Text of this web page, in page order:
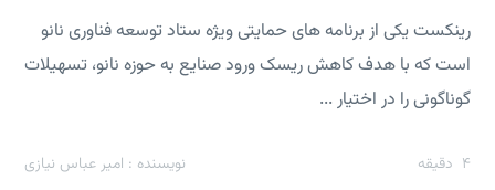
رینکست یکی از برنامه های حمایتی ویژه ستاد توسعه فناوری نانو
است که با هدف کاهش ریسک ورود صنایع به حوزه نانو، تسهیلات
گوناگونی را در اختیار ...
4 دقیقه نویسنده : امیر عباس نیازی